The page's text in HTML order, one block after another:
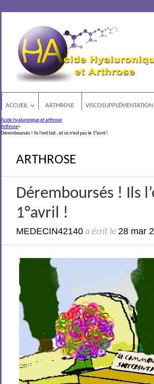
ACCUEIL ARTHROSE VISCOSUPPLÉMENTATION
Acide hyaluronique et arthrose
Arthrose<
Déremboursés ! Ils l’ont fait…et ce n’est pas le 1°avril !
ARTHROSE
Déremboursés ! Ils
1°avril !
MEDECIN42140 a écrit le28 mar